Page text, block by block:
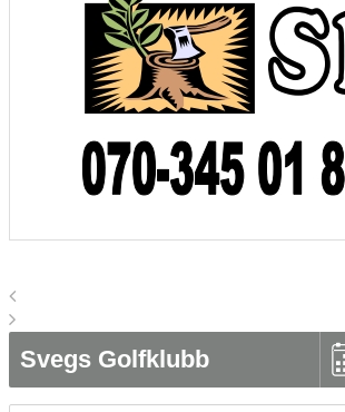
Svegs Golfklubb